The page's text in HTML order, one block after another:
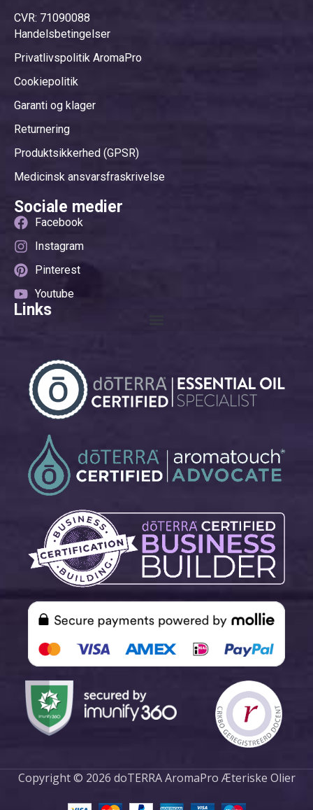
CVR: 71090088
Handelsbetingelser
Privatlivspolitik AromaPro
Cookiepolitik
Garanti og klager
Returnering
Produktsikkerhed (GPSR)
Medicinsk ansvarsfraskrivelse
Sociale medier
Facebook
Instagram
Pinterest
Youtube
Links
Copyright © 2026 doTERRA AromaPro Æteriske Olier